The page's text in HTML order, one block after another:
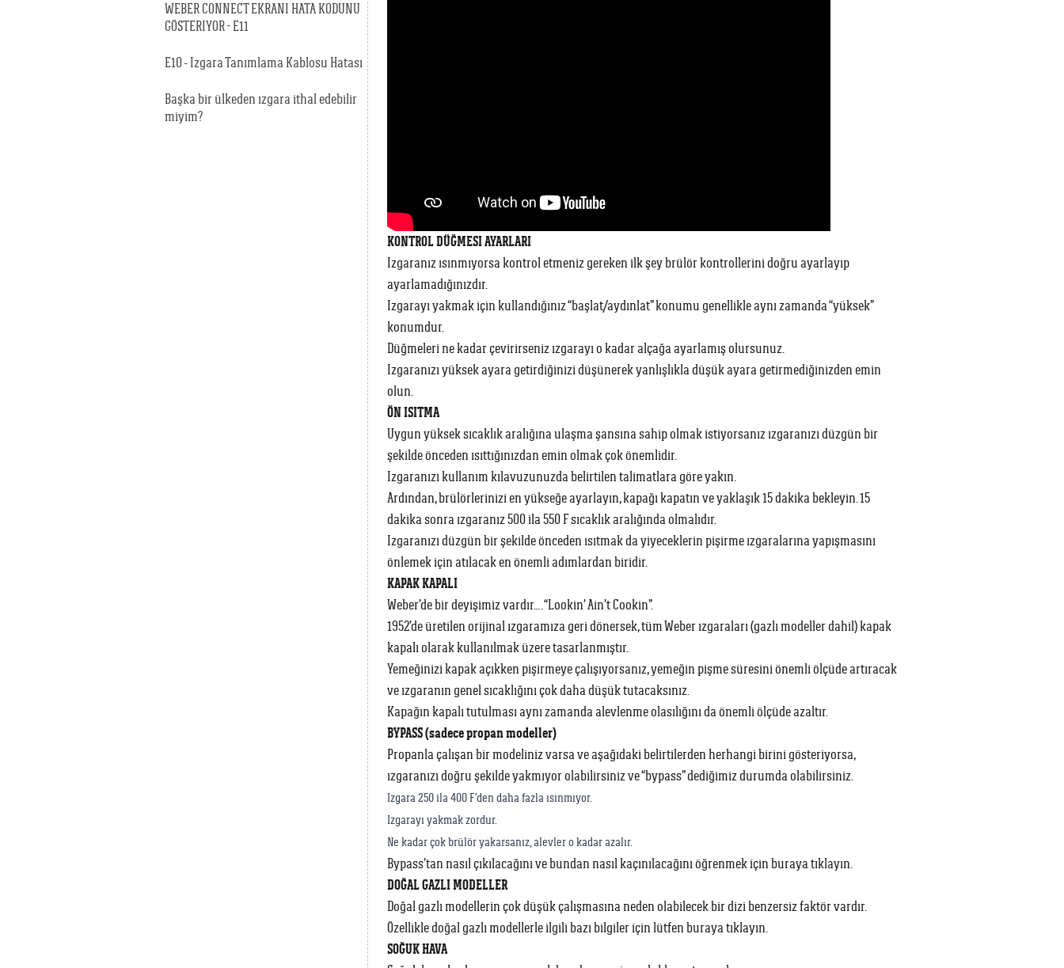
WEBER CONNECT EKRANI HATA KODUNU
GÖSTERIYOR - E11
E10 - Izgara Tanımlama Kablosu Hatası
Başka bir ülkeden ızgara ithal edebilir
miyim?
KONTROL DÜĞMESI AYARLARI
Izgaranız ısınmıyorsa kontrol etmeniz gereken ilk şey brülör kontrollerini doğru ayarlayıp
ayarlamadığınızdır.
Izgarayı yakmak için kullandığınız “başlat/aydınlat” konumu genellikle aynı zamanda “yüksek”
konumdur.
Düğmeleri ne kadar çevirirseniz ızgarayı o kadar alçağa ayarlamış olursunuz.
Izgaranızı yüksek ayara getirdiğinizi düşünerek yanlışlıkla düşük ayara getirmediğinizden emin
olun.
ÖN ISITMA
Uygun yüksek sıcaklık aralığına ulaşma şansına sahip olmak istiyorsanız ızgaranızı düzgün bir
şekilde önceden ısıttığınızdan emin olmak çok önemlidir.
Izgaranızı kullanım kılavuzunuzda belirtilen talimatlara göre yakın.
Ardından, brülörlerinizi en yükseğe ayarlayın, kapağı kapatın ve yaklaşık 15 dakika bekleyin. 15
dakika sonra ızgaranız 500 ila 550 F sıcaklık aralığında olmalıdır.
Izgaranızı düzgün bir şekilde önceden ısıtmak da yiyeceklerin pişirme ızgaralarına yapışmasını
önlemek için atılacak en önemli adımlardan biridir.
KAPAK KAPALI
Weber’de bir deyişimiz vardır…. “Lookin’ Ain’t Cookin”.
1952’de üretilen orijinal ızgaramıza geri dönersek, tüm Weber ızgaraları (gazlı modeller dahil) kapak
kapalı olarak kullanılmak üzere tasarlanmıştır.
Yemeğinizi kapak açıkken pişirmeye çalışıyorsanız, yemeğin pişme süresini önemli ölçüde artıracak
ve ızgaranın genel sıcaklığını çok daha düşük tutacaksınız.
Kapağın kapalı tutulması aynı zamanda alevlenme olasılığını da önemli ölçüde azaltır.
BYPASS (sadece propan modeller)
Propanla çalışan bir modeliniz varsa ve aşağıdaki belirtilerden herhangi birini gösteriyorsa,
ızgaranızı doğru şekilde yakmıyor olabilirsiniz ve “bypass” dediğimiz durumda olabilirsiniz.
Izgara 250 ila 400 F’den daha fazla ısınmıyor.
Izgarayı yakmak zordur.
Ne kadar çok brülör yakarsanız, alevler o kadar azalır.
Bypass’tan nasıl çıkılacağını ve bundan nasıl kaçınılacağını öğrenmek için buraya tıklayın.
DOĞAL GAZLI MODELLER
Doğal gazlı modellerin çok düşük çalışmasına neden olabilecek bir dizi benzersiz faktör vardır.
Özellikle doğal gazlı modellerle ilgili bazı bilgiler için lütfen buraya tıklayın.
SOĞUK HAVA